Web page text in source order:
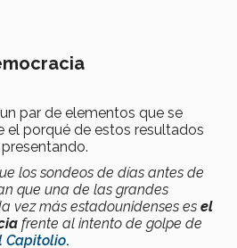
par de elementos que se
el porqué de estos resultados
los sondeos de días antes de
que una de las grandes
vez más estadounidenses es el
frente al intento de golpe de
Capitolio.